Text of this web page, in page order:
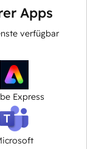
Apps
verfügbar
Express